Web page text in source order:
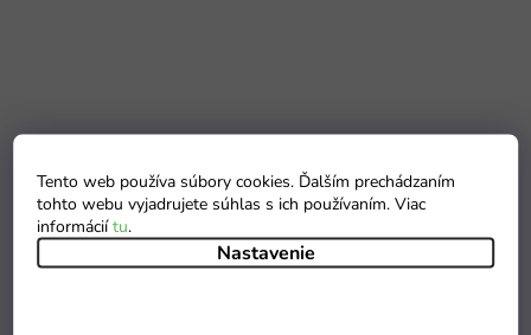
Tento web používa súbory cookies. Ďalším prechádzaním
tohto webu vyjadrujete súhlas s ich používaním. Viac
informáciítu.
Nastavenie